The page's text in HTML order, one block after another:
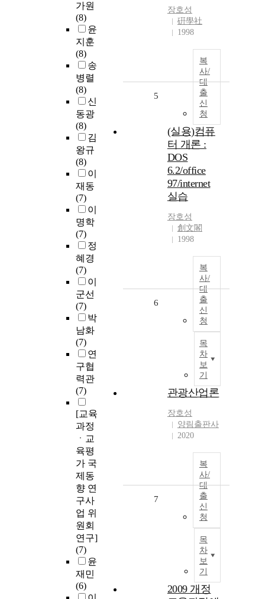
가원
(8)
윤
지훈
(8)
송
병렬
(8)
신
동광
(8)
김
왕규
(8)
이
재동
(7)
이
명학
(7)
정
혜경
(7)
이
군선
(7)
박
남화
(7)
연
구협
력관
(7)
[교육
과정
ㆍ교
육평
가 국
제동
향 연
구사
업 위
원회
연구]
(7)
윤
재민
(6)
장호성
硏學社
1998
복
사/
대
출
신
청
5
(실용)컴퓨
터 개론 :
DOS
6.2/office
97/internet
실습
장호성
創文閣
1998
복
사/
대
출
신
청
목
차
보
기
6
관광산업론
장호성
양림출판사
2020
복
사/
대
출
신
청
목
차
보
기
7
2009 개정